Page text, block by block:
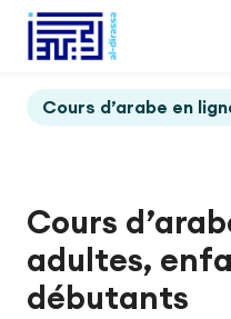
Cours d’arabe en
Cours
adultes,
débutants